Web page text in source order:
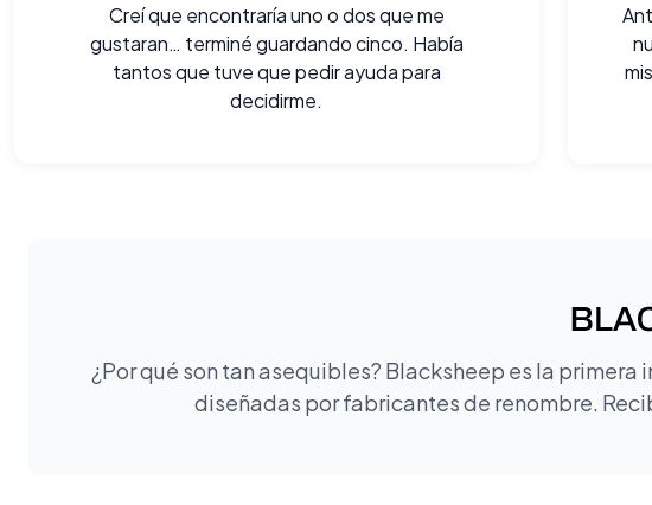
Creí que encontraría uno o dos que me
gustaran… terminé guardando cinco. Había
tantos que tuve que pedir ayuda para
decidirme.
¿Por qué son tan asequibles? Blacksheep es la
diseñadas por fabricantes de renombre.